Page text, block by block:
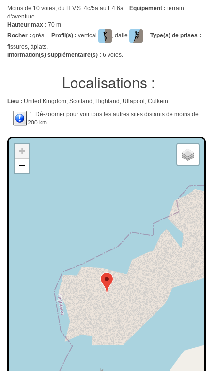
Moins de 10 voies, du H.V.S. 4c/5a au E4 6a. Equipement : terrain
d'aventure
Hauteur max : 70 m.
Rocher : grès. Profil(s) : vertical , dalle . Type(s) de prises :
fissures, àplats.
Information(s) supplémentaire(s) : 6 voies.
Localisations :
Lieu : United Kingdom, Scotland, Highland, Ullapool, Culkein.
1. Dé-zoomer pour voir tous les autres sites distants de moins de
200 km.
+
−